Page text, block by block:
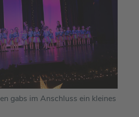
gabs im Anschluss ein kleines